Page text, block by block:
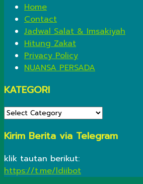
Home
Contact
Jadwal Salat & Imsakiyah
Hitung Zakat
Privacy Policy
NUANSA PERSADA
KATEGORI
KATEGORI
Kirim Berita via Telegram
klik tautan berikut:
https://t.me/ldiibot